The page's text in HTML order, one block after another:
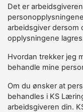
Det er
arbeidsgiver dersom
opplysningene
Hvordan trekker jeg
behandle mine
Om du ønsker at
behandles i KS
arbeidsgiveren din.